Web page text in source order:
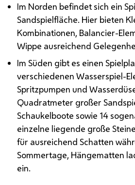
Im Norden befindet sich ein
Sandspielfläche. Hier bieten
Kombinationen, Balancier-
Wippe ausreichend
Im Süden gibt es einen
verschiedenen Wasserspiel-
Spritzpumpen und
Quadratmeter großer
Schaukelboote sowie 14
einzelne liegende große
für ausreichend Schatten
Sommertage, Hängematten
ein.